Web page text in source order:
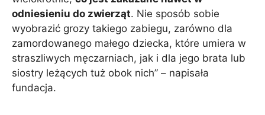
odniesieniu do zwierząt. Nie sposób sobie
wyobrazić grozy takiego zabiegu, zarówno dla
zamordowanego małego dziecka, które umiera w
straszliwych męczarniach, jak i dla jego brata lub
siostry leżących tuż obok nich” – napisała
fundacja.